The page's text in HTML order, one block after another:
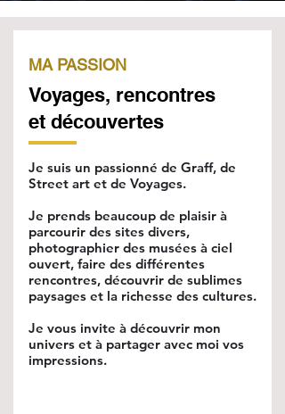
MA PASSION
Voyages, rencontres
et découvertes
Je suis un passionné de Graff, de
Street art et de Voyages.
Je prends beaucoup de plaisir à
parcourir des sites divers,
photographier des musées à ciel
ouvert, faire des différentes
rencontres, découvrir de sublimes
paysages et la richesse des cultures.
Je vous invite à découvrir mon
univers et à partager avec moi vos
impressions.